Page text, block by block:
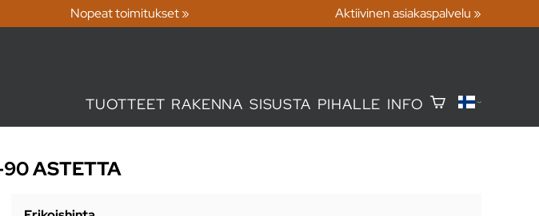
Nopeat toimitukset » Aktiivinen asiakaspalvelu »
TUOTTEET RAKENNA SISUSTA PIHALLE INFO
ASTETTA